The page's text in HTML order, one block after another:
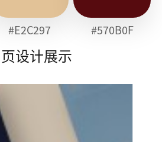
#E2C297 #570B0F
设计展示